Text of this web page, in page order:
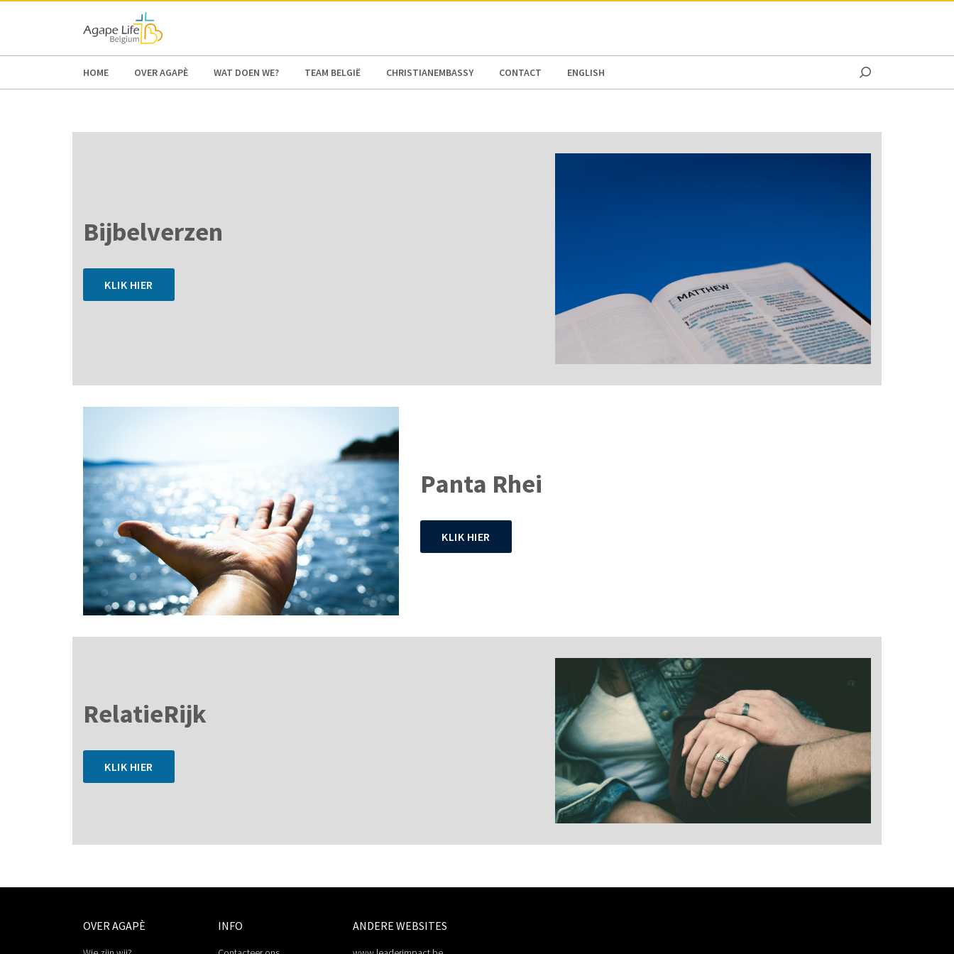
HOME OVER AGAPÈ WAT DOEN WE? TEAM BELGIË CHRISTIANEMBASSY CONTACT ENGLISH
Bijbelverzen
KLIK HIER
Panta Rhei
KLIK HIER
RelatieRijk
KLIK HIER
OVER AGAPÈ INFO ANDERE WEBSITES